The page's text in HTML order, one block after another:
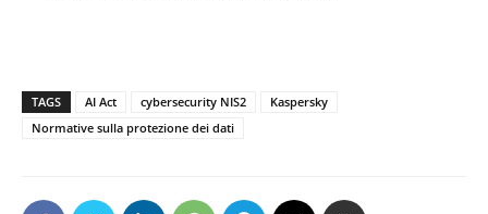
TAGS AI Act cybersecurity NIS2
Kaspersky
Normative sulla protezione dei dati